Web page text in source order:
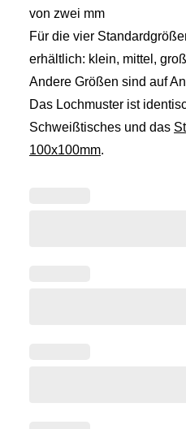
von zwei mm
Für die vier
erhältlich: klein, mittel,
Andere Größen sind auf
Das Lochmuster ist
Schweißtisches und das
100x100mm.